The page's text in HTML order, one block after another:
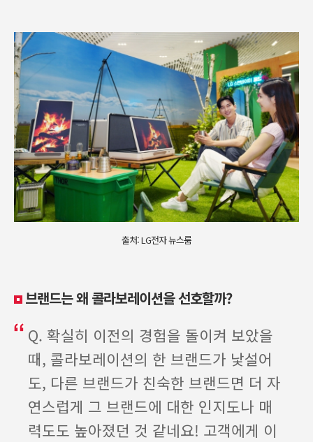
출처: LG전자 뉴스룸
브랜드는 왜 콜라보레이션을 선호할까?
Q. 확실히 이전의 경험을 돌이켜 보았을
때, 콜라보레이션의 한 브랜드가 낯설어
도, 다른 브랜드가 친숙한 브랜드면 더 자
연스럽게 그 브랜드에 대한 인지도나 매
력도도 높아졌던 것 같네요! 고객에게 이